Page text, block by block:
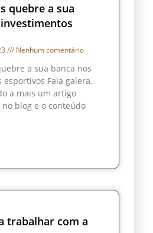
quebre a sua
Nenhum comentário
a sua banca nos
esportivos Fala galera,
a mais um artigo
blog e o conteúdo
trabalhar com a